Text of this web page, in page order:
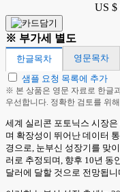
US $
※ 부가세 별도
한글목차
영문목차
샘플 요청 목록에 추가
※ 본 상품은 영문 자료로 한글
우선합니다. 정확한 검토를 위
세계 실리콘 포토닉스 시장
며 확장성이 뛰어난 데이터
경으로, 눈부신 성장기를 맞
러로 추정되며, 향후 10년 동
달러에 달할 것으로 전망됩니